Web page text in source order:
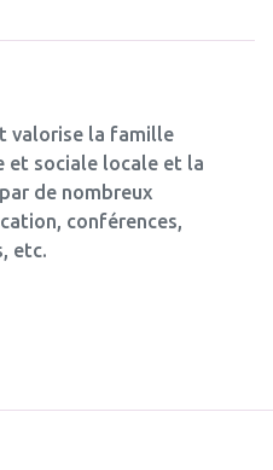
valorise la famille
et sociale locale et la
de nombreux
conférences,
etc.